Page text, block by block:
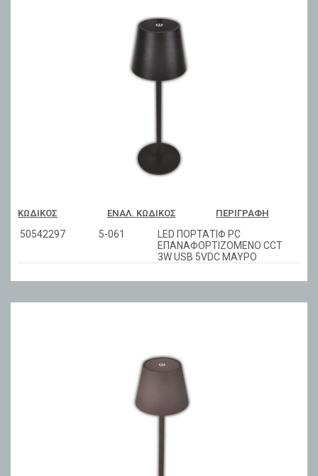
ΚΩΔΙΚΌΣ ΕΝΑΛ. ΚΩΔΙΚΌΣ ΠΕΡΙΓΡΑΦΉ
50542297 5-061
LED ΠΟΡΤΑΤΙΦ PC
ΕΠΑΝΑΦΟΡΤΙΖΟΜΕΝΟ CCT
3W USB 5VDC ΜΑΥΡΟ